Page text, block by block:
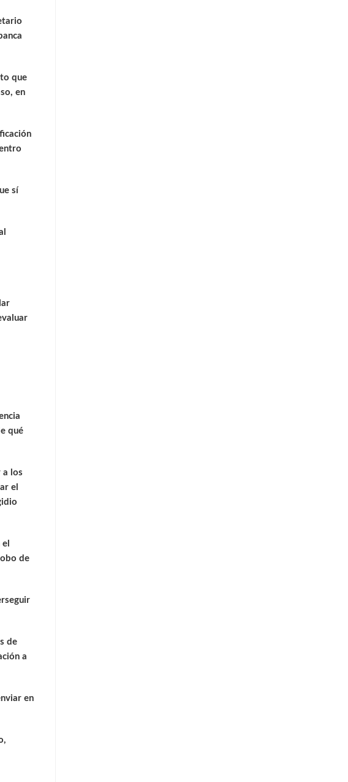
que
en
sí
qué
a los
el
de
de
a
en